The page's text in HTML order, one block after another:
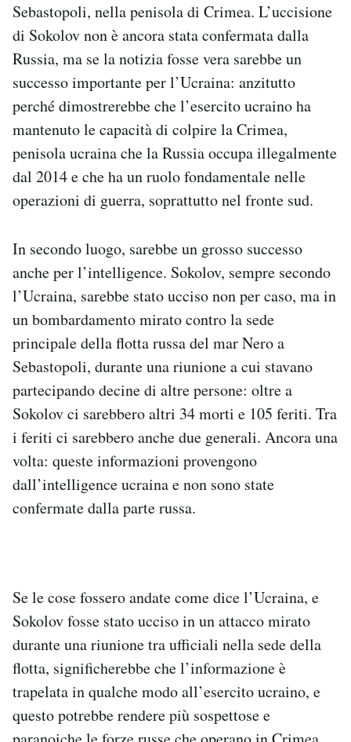
Sebastopoli, nella penisola di Crimea. L’uccisione
di Sokolov non è ancora stata confermata dalla
Russia, ma se la notizia fosse vera sarebbe un
successo importante per l’Ucraina: anzitutto
perché dimostrerebbe che l’esercito ucraino ha
mantenuto le capacità di colpire la Crimea,
penisola ucraina che la Russia occupa illegalmente
dal 2014 e che ha un ruolo fondamentale nelle
operazioni di guerra, soprattutto nel fronte sud.
In secondo luogo, sarebbe un grosso successo
anche per l’intelligence. Sokolov, sempre secondo
l’Ucraina, sarebbe stato ucciso non per caso, ma in
un bombardamento mirato contro la sede
principale della flotta russa del mar Nero a
Sebastopoli, durante una riunione a cui stavano
partecipando decine di altre persone: oltre a
Sokolov ci sarebbero altri 34 morti e 105 feriti. Tra
i feriti ci sarebbero anche due generali. Ancora una
volta: queste informazioni provengono
dall’intelligence ucraina e non sono state
confermate dalla parte russa.
Se le cose fossero andate come dice l’Ucraina, e
Sokolov fosse stato ucciso in un attacco mirato
durante una riunione tra ufficiali nella sede della
flotta, significherebbe che l’informazione è
trapelata in qualche modo all’esercito ucraino, e
questo potrebbe rendere più sospettose e